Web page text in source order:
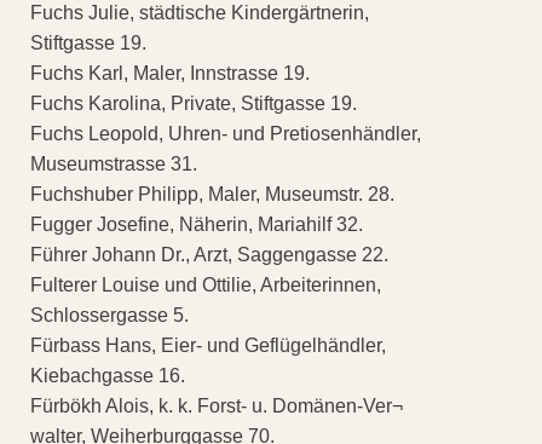
Fuchs Julie, städtische Kindergärtnerin,
Stiftgasse 19.
Fuchs Karl, Maler, Innstrasse 19.
Fuchs Karolina, Private, Stiftgasse 19.
Fuchs Leopold, Uhren- und Pretiosenhändler,
Museumstrasse 31.
Fuchshuber Philipp, Maler, Museumstr. 28.
Fugger Josefine, Näherin, Mariahilf 32.
Führer Johann Dr., Arzt, Saggengasse 22.
Fulterer Louise und Ottilie, Arbeiterinnen,
Schlossergasse 5.
Fürbass Hans, Eier- und Geflügelhändler,
Kiebachgasse 16.
Fürbökh Alois, k. k. Forst- u. Domänen-Ver¬
walter, Weiherburggasse 70.